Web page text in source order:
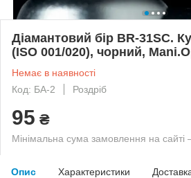
Діамантовий бір BR-31SC.
(ISO 001/020), чорний,
Немає в наявності
Код: БА-2
Роздріб
95 ₴
Мінімальна сума замовлення на
Опис Характеристики